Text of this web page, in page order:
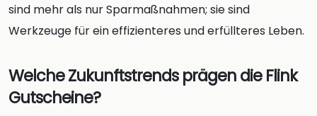
sind mehr als nur Sparmaßnahmen; sie sind
Werkzeuge für ein effizienteres und erfüllteres Leben.
Welche Zukunftstrends prägen die Flink
Gutscheine?